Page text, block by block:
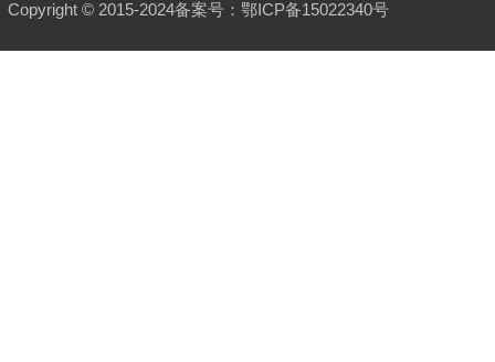
Copyright © 2015-2024备案号：鄂ICP备15022340号